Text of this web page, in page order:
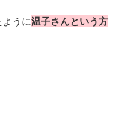
うに温子さんという方